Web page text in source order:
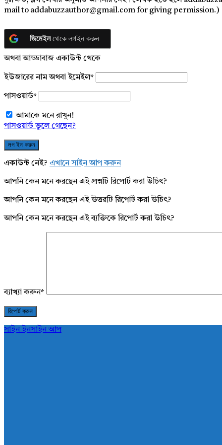
mail to addabuzzauthor@gmail.com for giving permission.)
জিমেইলথেকে লগইন করুন
অথবা আড্ডাবাজ একাউন্ট থেকে
ইউজারের নাম অথবা ইমেইল*
পাসওয়ার্ড*
আমাকে মনে রাখুন!
পাসওয়ার্ড ভুলে গেছেন?
একাউন্ট নেই? এখানে সাইন আপ করুন
আপনি কেন মনে করছেন এই প্রশ্নটি রিপোর্ট করা উচিৎ?
আপনি কেন মনে করছেন এই উত্তরটি রিপোর্ট করা উচিৎ?
আপনি কেন মনে করছেন এই ব্যক্তিকে রিপোর্ট করা উচিৎ?
ব্যাখ্যা করুন*
সাইন ইনসাইন আপ